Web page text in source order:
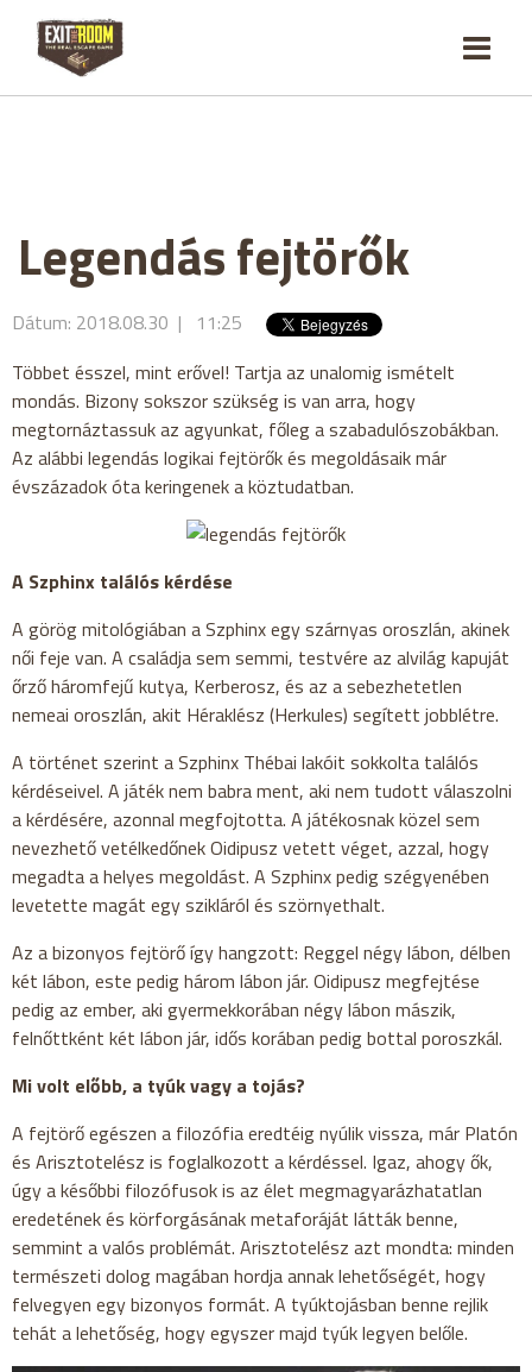
Legendás fejtörők
Dátum: 2018.08.30 | 11:25
Többet ésszel, mint erővel! Tartja az unalomig ismételt
mondás. Bizony sokszor szükség is van arra, hogy
megtornáztassuk az agyunkat, főleg a szabadulószobákban.
Az alábbi legendás logikai fejtörők és megoldásaik már
évszázadok óta keringenek a köztudatban.
A Szphinx találós kérdése
A görög mitológiában a Szphinx egy szárnyas oroszlán, akinek
női feje van. A családja sem semmi, testvére az alvilág kapuját
őrző háromfejű kutya, Kerberosz, és az a sebezhetetlen
nemeai oroszlán, akit Héraklész (Herkules) segített jobblétre.
A történet szerint a Szphinx Thébai lakóit sokkolta találós
kérdéseivel. A játék nem babra ment, aki nem tudott válaszolni
a kérdésére, azonnal megfojtotta. A játékosnak közel sem
nevezhető vetélkedőnek Oidipusz vetett véget, azzal, hogy
megadta a helyes megoldást. A Szphinx pedig szégyenében
levetette magát egy szikláról és szörnyethalt.
Az a bizonyos fejtörő így hangzott: Reggel négy lábon, délben
két lábon, este pedig három lábon jár. Oidipusz megfejtése
pedig az ember, aki gyermekkorában négy lábon mászik,
felnőttként két lábon jár, idős korában pedig bottal poroszkál.
Mi volt előbb, a tyúk vagy a tojás?
A fejtörő egészen a filozófia eredtéig nyúlik vissza, már Platón
és Arisztotelész is foglalkozott a kérdéssel. Igaz, ahogy ők,
úgy a későbbi filozófusok is az élet megmagyarázhatatlan
eredetének és körforgásának metaforáját látták benne,
semmint a valós problémát. Arisztotelész azt mondta: minden
természeti dolog magában hordja annak lehetőségét, hogy
felvegyen egy bizonyos formát. A tyúktojásban benne rejlik
tehát a lehetőség, hogy egyszer majd tyúk legyen belőle.